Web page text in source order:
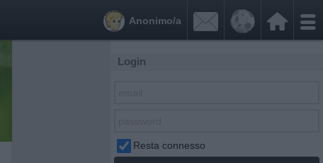


Anonimo/a
Login
Resta connesso